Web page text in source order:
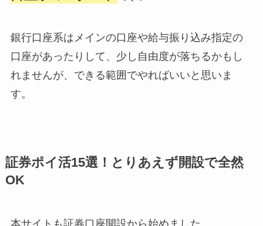
銀行口座系はメインの口座や給与振り込み指定の
口座があったりして、少し自由度が落ちるかもし
れませんが、できる範囲でやればいいと思いま
す。
証券ポイ活15選！とりあえず開設で全然
OK
本サイトも証券口座開設から始めました。